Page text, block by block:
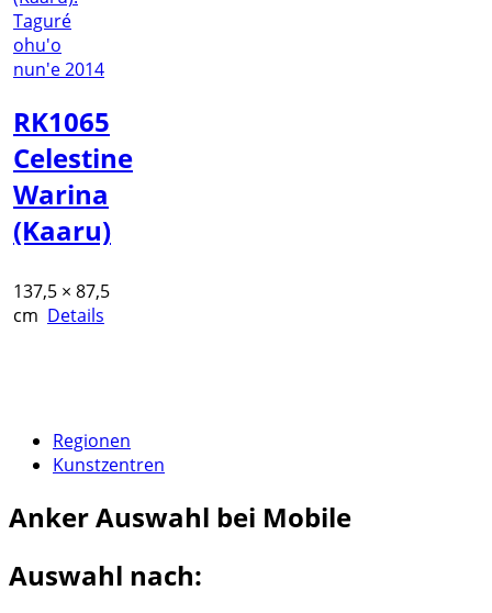
RK1065
Celestine
Warina
(Kaaru)
137,5 × 87,5
cm Details
Regionen
Kunstzentren
AnkerAuswahl bei Mobile
Auswahl nach: